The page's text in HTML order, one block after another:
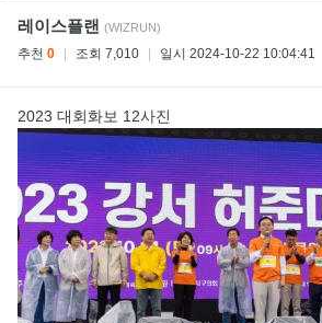
레이스플랜 (WIZRUN)
추천 0 | 조회 7,010 | 일시 2024-10-22 10:04:41
2023 대회화보 12사진